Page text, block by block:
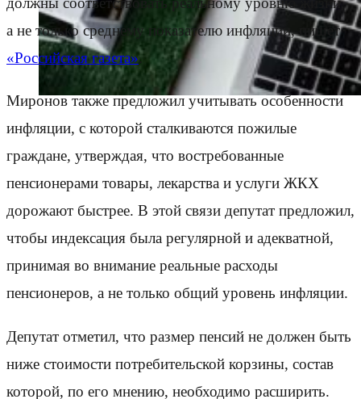
а не только среднему показателю инфляции, пишет
«Российская газета».
Миронов также предложил учитывать особенности
инфляции, с которой сталкиваются пожилые
граждане, утверждая, что востребованные
пенсионерами товары, лекарства и услуги ЖКХ
дорожают быстрее. В этой связи депутат предложил,
чтобы индексация была регулярной и адекватной,
принимая во внимание реальные расходы
пенсионеров, а не только общий уровень инфляции.
Депутат отметил, что размер пенсий не должен быть
ниже стоимости потребительской корзины, состав
которой, по его мнению, необходимо расширить.